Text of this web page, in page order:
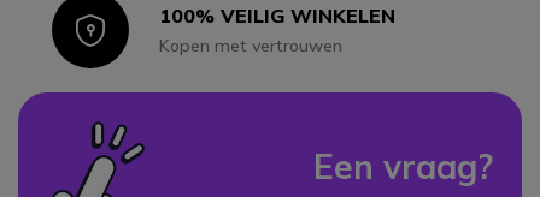
Icon100% VEILIG WINKELEN
Kopen met vertrouwen
Een vraag?